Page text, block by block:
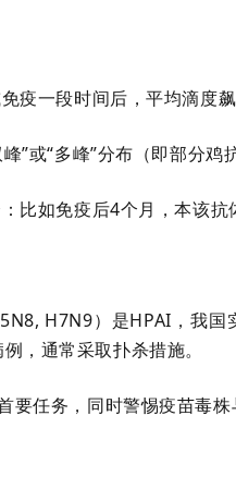
疫一段时间后，平均滴度
”或“多峰”分布（即部分
比如免疫后4个月，本该
H7N9）是HPAI，我
，通常采取扑杀措施。
要任务，同时警惕疫苗毒